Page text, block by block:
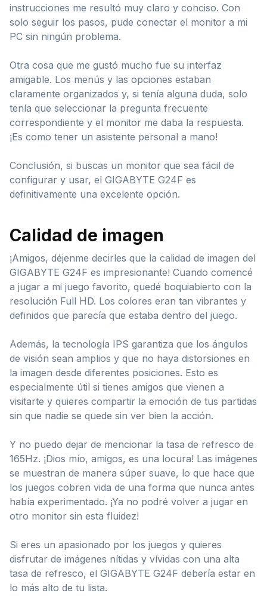
instrucciones me resultó muy claro y conciso. Con
solo seguir los pasos, pude conectar el monitor a mi
PC sin ningún problema.
Otra cosa que me gustó mucho fue su interfaz
amigable. Los menús y las opciones estaban
claramente organizados y, si tenía alguna duda, solo
tenía que seleccionar la pregunta frecuente
correspondiente y el monitor me daba la respuesta.
¡Es como tener un asistente personal a mano!
Conclusión, si buscas un monitor que sea fácil de
configurar y usar, el GIGABYTE G24F es
definitivamente una excelente opción.
Calidad de imagen
¡Amigos, déjenme decirles que la calidad de imagen del
GIGABYTE G24F es impresionante! Cuando comencé
a jugar a mi juego favorito, quedé boquiabierto con la
resolución Full HD. Los colores eran tan vibrantes y
definidos que parecía que estaba dentro del juego.
Además, la tecnología IPS garantiza que los ángulos
de visión sean amplios y que no haya distorsiones en
la imagen desde diferentes posiciones. Esto es
especialmente útil si tienes amigos que vienen a
visitarte y quieres compartir la emoción de tus partidas
sin que nadie se quede sin ver bien la acción.
Y no puedo dejar de mencionar la tasa de refresco de
165Hz. ¡Dios mío, amigos, es una locura! Las imágenes
se muestran de manera súper suave, lo que hace que
los juegos cobren vida de una forma que nunca antes
había experimentado. ¡Ya no podré volver a jugar en
otro monitor sin esta fluidez!
Si eres un apasionado por los juegos y quieres
disfrutar de imágenes nítidas y vívidas con una alta
tasa de refresco, el GIGABYTE G24F debería estar en
lo más alto de tu lista.